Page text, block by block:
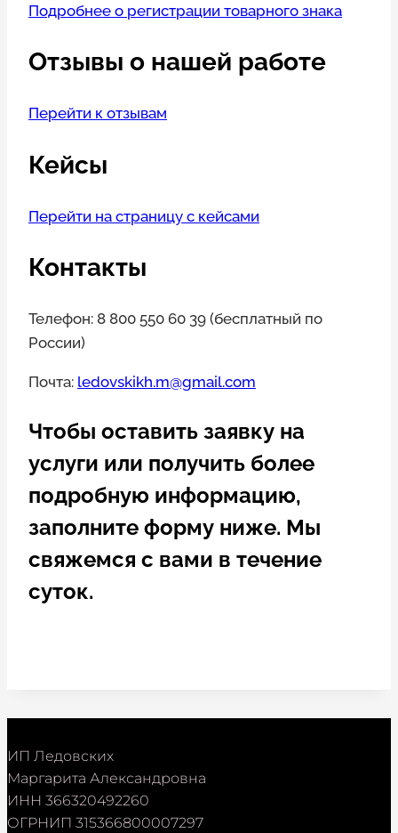
Подробнее о регистрации товарного знака
Отзывы о нашей работе
Перейти к отзывам
Кейсы
Перейти на страницу с кейсами
Контакты
Телефон: 8 800 550 60 39 (бесплатный по
России)
Почта: ledovskikh.m@gmail.com
Чтобы оставить заявку на
услуги или получить более
подробную информацию,
заполните форму ниже. Мы
свяжемся с вами в течение
суток.
ИП Ледовских
Маргарита Александровна
ИНН 366320492260
ОГРНИП 315366800007297